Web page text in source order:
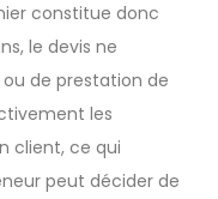
constitue donc
le devis ne
ou de prestation de
les
client, ce qui
peut décider de